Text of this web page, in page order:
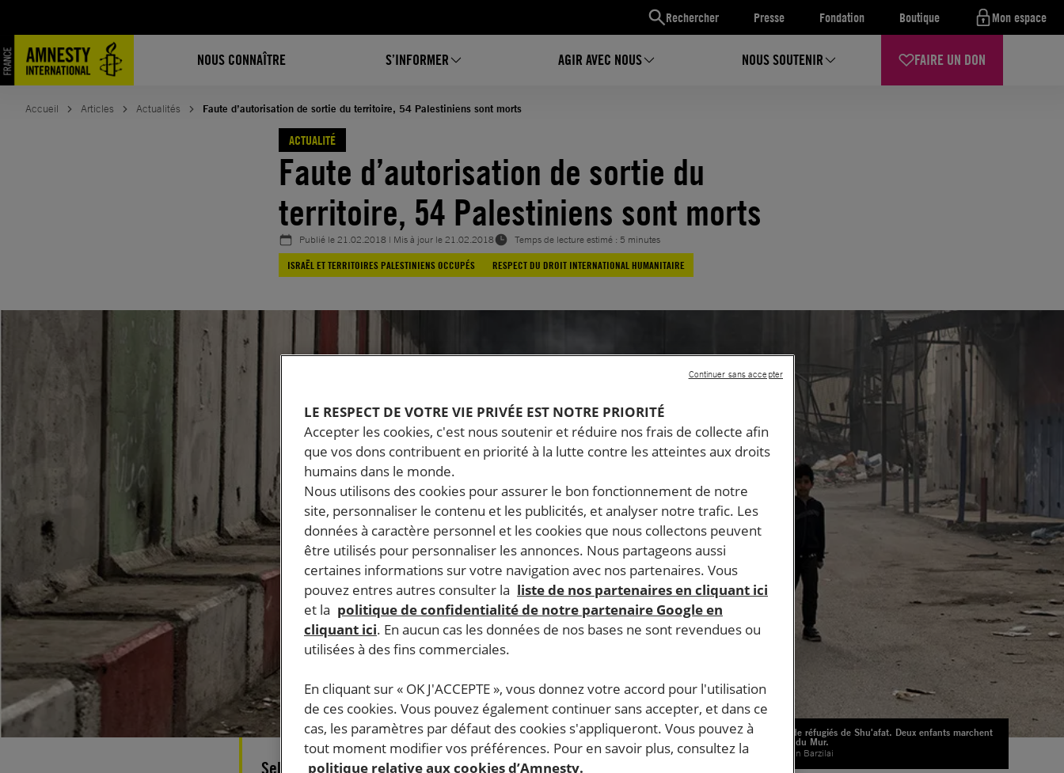
Rechercher Presse Fondation Boutique Mon espace
NOUS CONNAÎTRE S’INFORMER AGIR AVEC NOUS NOUS SOUTENIR FAIRE UN DON
contenu
Accueil Articles Actualités Faute d’autorisation de sortie du territoire, 54 Palestiniens sont morts
ACTUALITÉ
Faute d’autorisation de sortie du
territoire, 54 Palestiniens sont morts
Publié le21.02.2018 | Mis à jour le21.02.2018
Temps de lecture estimé : 5 minutes
ISRAËL ET TERRITOIRES PALESTINIENS OCCUPÉS
RESPECT DU DROIT INTERNATIONAL HUMANITAIRE
Camp de réfugiés de Shu'afat. Deux enfants marchent
le long du Mur.
© Martin Barzilai
Selon l’OMS, 54 Palestiniens, dont 46 souffraient d’un cancer, sont
LE RESPECT DE VOTRE VIE PRIVÉE EST NOTRE PRIORITÉ
Accepter les cookies, c'est nous soutenir et réduire nos frais de collecte afin
que vos dons contribuent en priorité à la lutte contre les atteintes aux droits
humains dans le monde.
Nous utilisons des cookies pour assurer le bon fonctionnement de notre
site, personnaliser le contenu et les publicités, et analyser notre trafic. Les
données à caractère personnel et les cookies que nous collectons peuvent
être utilisés pour personnaliser les annonces. Nous partageons aussi
certaines informations sur votre navigation avec nos partenaires. Vous
pouvez entres autres consulter la liste de nos partenaires en cliquant ici
et la politique de confidentialité de notre partenaire Google en
cliquant ici. En aucun cas les données de nos bases ne sont revendues ou
utilisées à des fins commerciales.
En cliquant sur « OK J'ACCEPTE », vous donnez votre accord pour l'utilisation
de ces cookies. Vous pouvez également continuer sans accepter, et dans ce
cas, les paramètres par défaut des cookies s'appliqueront. Vous pouvez à
tout moment modifier vos préférences. Pour en savoir plus, consultez la
politique relative aux cookies d’Amnesty.
Continuer sans accepter